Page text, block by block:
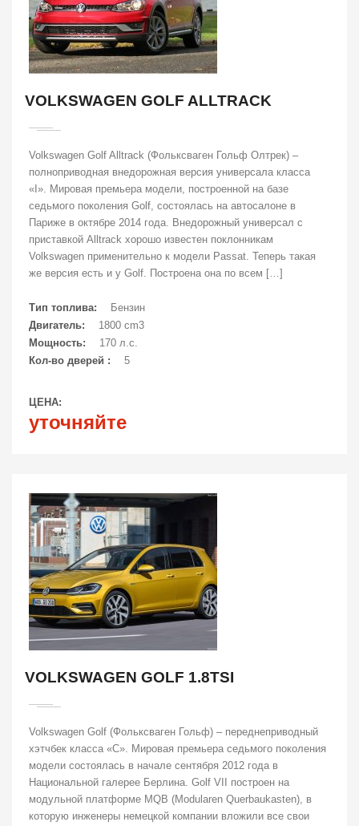
VOLKSWAGEN GOLF ALLTRACK
Volkswagen Golf Alltrack (Фольксваген Гольф Олтрек) –
полноприводная внедорожная версия универсала класса
«I». Мировая премьера модели, построенной на базе
седьмого поколения Golf, состоялась на автосалоне в
Париже в октябре 2014 года. Внедорожный универсал с
приставкой Alltrack хорошо известен поклонникам
Volkswagen применительно к модели Passat. Теперь такая
же версия есть и у Golf. Построена она по всем […]
Тип топлива:
Бензин
Двигатель:
1800 cm3
Мощность:
170 л.с.
Кол-во дверей :
5
ЦЕНА:
уточняйте
VOLKSWAGEN GOLF 1.8TSI
Volkswagen Golf (Фольксваген Гольф) – переднеприводный
хэтчбек класса «С». Мировая премьера седьмого поколения
модели состоялась в начале сентября 2012 года в
Национальной галерее Берлина. Golf VII построен на
модульной платформе MQB (Modularen Querbaukasten), в
которую инженеры немецкой компании вложили все свои